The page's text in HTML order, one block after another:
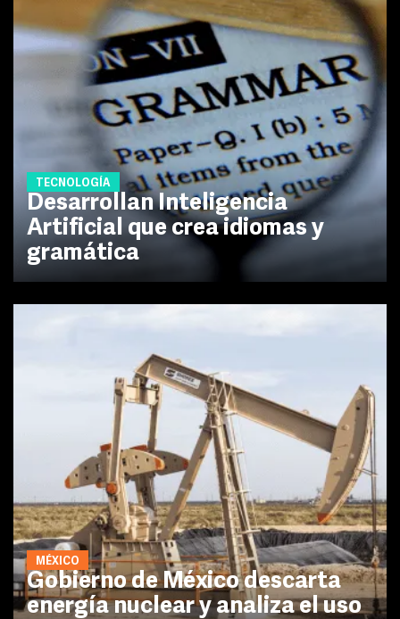
TECNOLOGÍA
Desarrollan Inteligencia
Artificial que crea idiomas y
gramática
MÉXICO
Gobierno de México descarta
energía nuclear y analiza el uso